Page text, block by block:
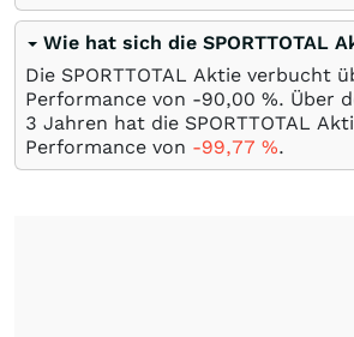
Wie hat sich die SPORTTOTAL
Die SPORTTOTAL Aktie verbucht
Performance von -90,00 %. Über
3 Jahren hat die SPORTTOTAL
Performance von -99,77 %.